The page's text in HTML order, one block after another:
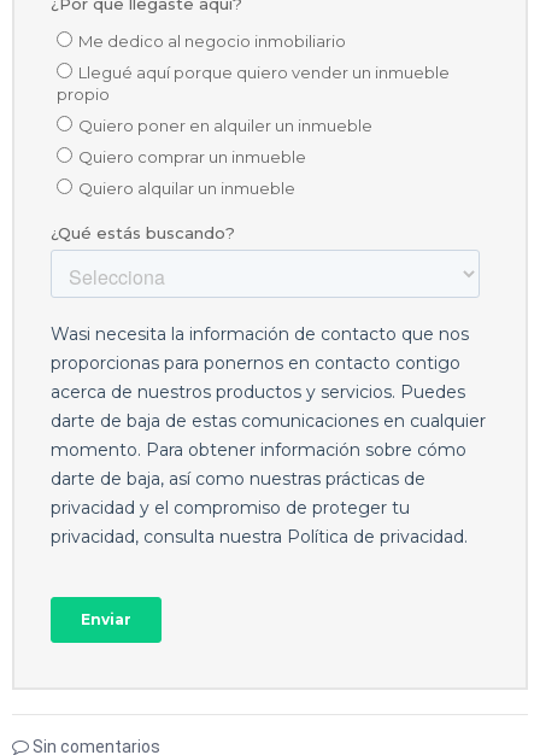
Sin comentarios